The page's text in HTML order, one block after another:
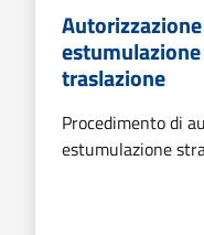
traslazione
Procedimento di
estumulazione